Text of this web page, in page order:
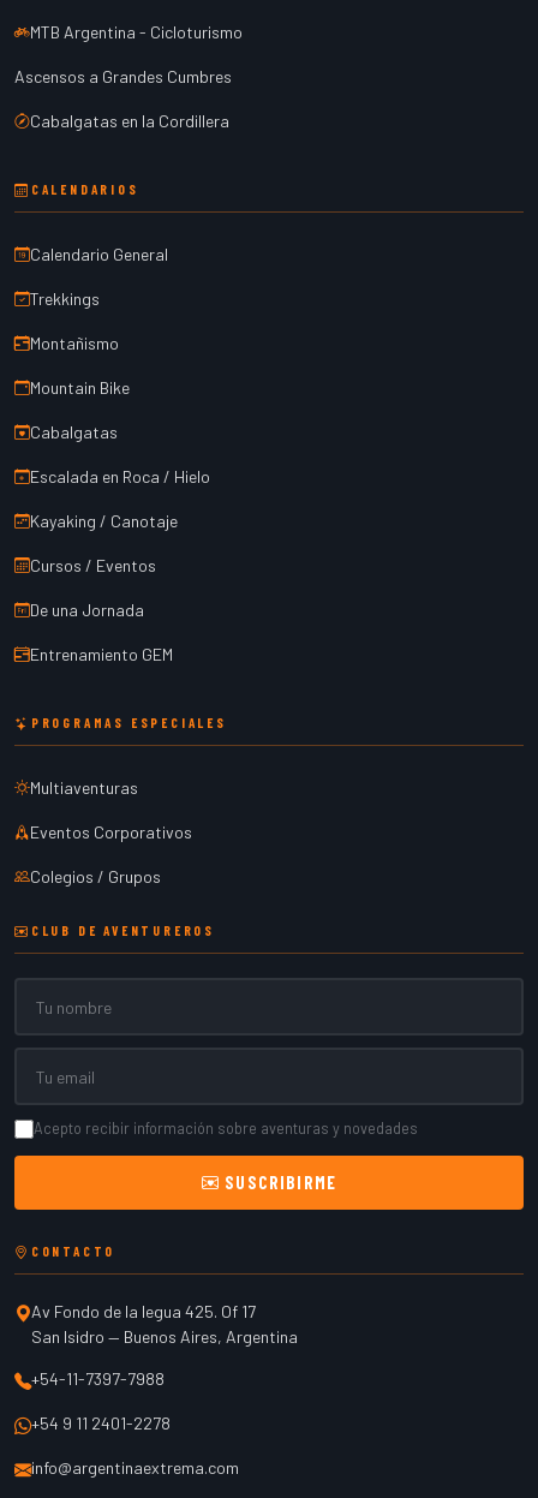
MTB Argentina - Cicloturismo
Ascensos a Grandes Cumbres
Cabalgatas en la Cordillera
CALENDARIOS
Calendario General
Trekkings
Montañismo
Mountain Bike
Cabalgatas
Escalada en Roca / Hielo
Kayaking / Canotaje
Cursos / Eventos
De una Jornada
Entrenamiento GEM
PROGRAMAS ESPECIALES
Multiaventuras
Eventos Corporativos
Colegios / Grupos
CLUB DE AVENTUREROS
Acepto recibir información sobre aventuras y novedades
SUSCRIBIRME
CONTACTO
Av Fondo de la legua 425. Of 17
San Isidro — Buenos Aires, Argentina
+54-11-7397-7988
+54 9 11 2401-2278
info@argentinaextrema.com